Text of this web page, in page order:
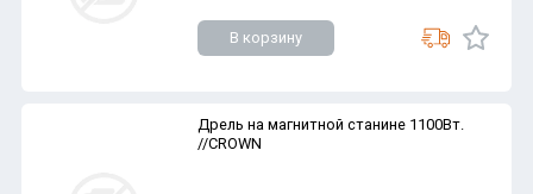
В корзину
Дрель на магнитной станине 1100Вт.
//CROWN